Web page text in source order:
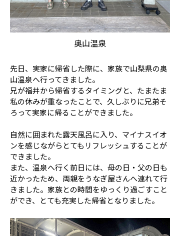
奥山温泉
先日、実家に帰省した際に、家族で山梨県の奥
山温泉へ行ってきました。
兄が福井から帰省するタイミングと、たまたま
私の休みが重なったことで、久しぶりに兄弟そ
ろって実家に帰ることができました。
自然に囲まれた露天風呂に入り、マイナスイオ
ンを感じながらとてもリフレッシュすることが
できました。
また、温泉へ行く前日には、母の日・父の日も
近かったため、両親をうなぎ屋さんへ連れて行
きました。家族との時間をゆっくり過ごすこと
ができ、とても充実した帰省となりました。